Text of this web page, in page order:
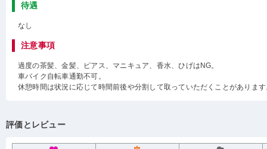
待遇
なし
注意事項
過度の茶髪、金髪、ピアス、マニキュア、香水、ひげはNG。
車バイク自転車通勤不可。
休憩時間は状況に応じて時間前後や分割して取っていただくことがありま
評価とレビュー